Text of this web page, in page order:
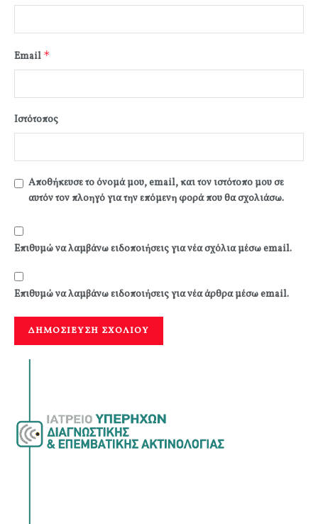
Email *
Ιστότοπος
Αποθήκευσε το όνομά μου, email, και τον ιστότοπο μου σε
αυτόν τον πλοηγό για την επόμενη φορά που θα σχολιάσω.
Επιθυμώ να λαμβάνω ειδοποιήσεις για νέα σχόλια μέσω email.
Επιθυμώ να λαμβάνω ειδοποιήσεις για νέα άρθρα μέσω email.